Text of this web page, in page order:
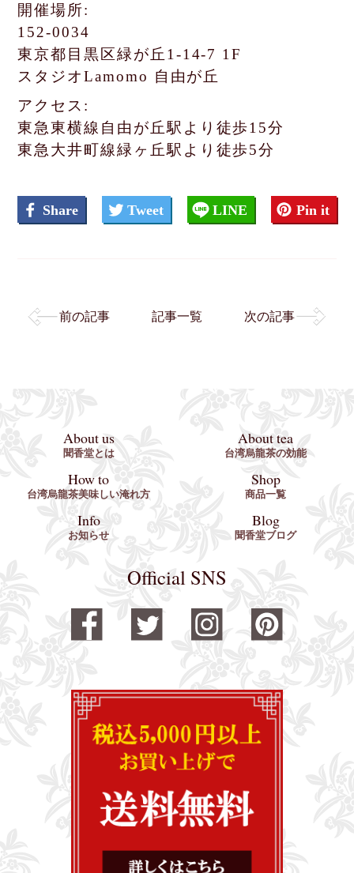
開催場所:
152-0034
東京都目黒区緑が丘1-14-7 1F
スタジオLamomo 自由が丘
アクセス:
東急東横線自由が丘駅より徒歩15分
東急大井町線緑ヶ丘駅より徒歩5分
Share Tweet LINE Pin it
前の記事 記事一覧 次の記事
About us
聞香堂とは
About tea
台湾烏龍茶の効能
How to
台湾烏龍茶美味しい淹れ方
Shop
商品一覧
Info
お知らせ
Blog
聞香堂ブログ
Official SNS